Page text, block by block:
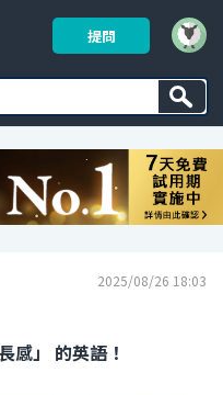
提問
2025/08/26 18:03
感」 的英語！